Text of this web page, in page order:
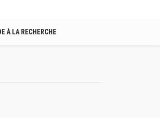
À LA RECHERCHE